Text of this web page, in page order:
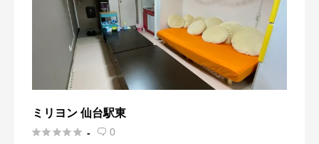
ミリヨン 仙台駅東
 -  0